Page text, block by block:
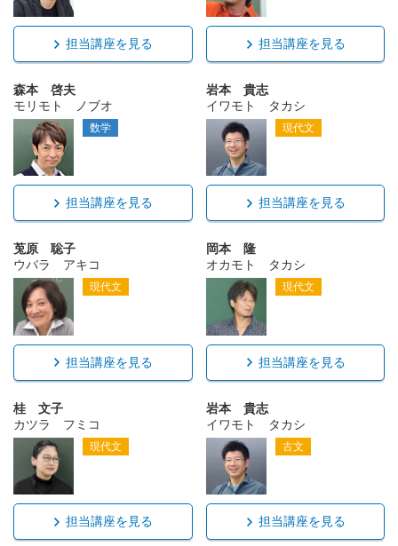
担当講座を見る 担当講座を見る
森本 啓夫
モリモト ノブオ
数学
担当講座を見る
岩本 貴志
イワモト タカシ
現代文
担当講座を見る
莵原 聡子
ウバラ アキコ
現代文
担当講座を見る
岡本 隆
オカモト タカシ
現代文
担当講座を見る
桂 文子
カツラ フミコ
現代文
担当講座を見る
岩本 貴志
イワモト タカシ
古文
担当講座を見る